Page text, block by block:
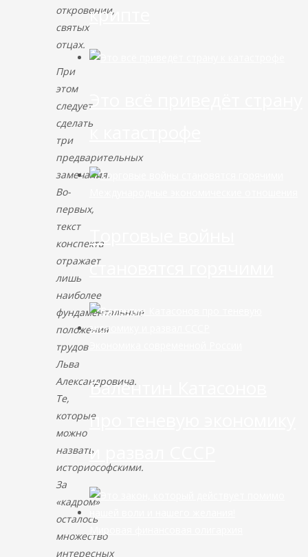
откровении,
святых
отцах.
При
этом
следует
сделать
три
предварительных
замечания.
Во-
первых,
текст
конспекта
отражает
лишь
наиболее
фундаментальные
положения
трудов
Льва
Александровича.
Те,
которые
можно
назвать
историософскими.
За
«кадром»
осталось
множество
интересных
крипте
Это всё приведёт страну
к катастрофе
Торговые войны
становятся горячими
Валентин Катасонов
про теневую экономику
и развал СССР